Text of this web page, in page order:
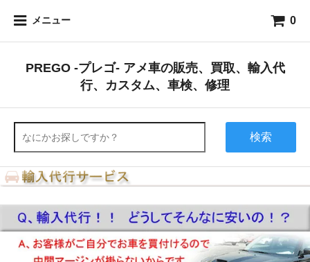
メニュー 0
PREGO -プレゴ- アメ車の販売、買取、輸入代
行、カスタム、車検、修理
検索